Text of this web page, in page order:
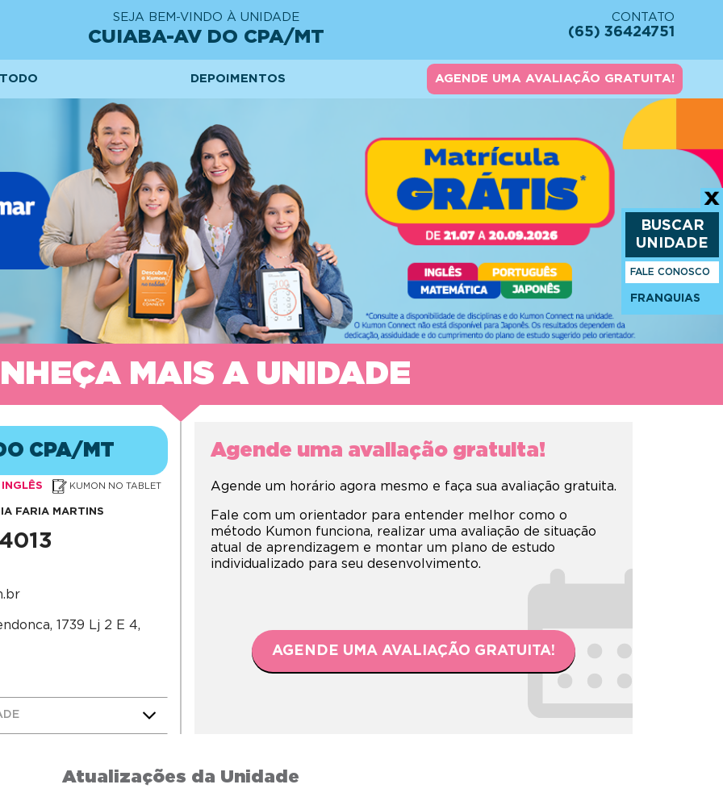
SEJA BEM-VINDO À UNIDADE
CUIABA-AV DO CPA/MT
CONTATO
(65) 36424751
DEPOIMENTOS AGENDE UMA AVALIAÇÃO GRATUITA!
MAIS A UNIDADE
CPA/MT
INGLÊS KUMON NO TABLET
FARIA MARTINS
1739 Lj 2 E 4,
Agende uma avaliação gratuita!
Agende um horário agora mesmo e faça sua avaliação gratuita.
Fale com um orientador para entender melhor como o
método Kumon funciona, realizar uma avaliação de situação
atual de aprendizagem e montar um plano de estudo
individualizado para seu desenvolvimento.
AGENDE UMA AVALIAÇÃO GRATUITA!
Atualizações da Unidade
BUSCAR
UNIDADE
FALE CONOSCO
FRANQUIAS